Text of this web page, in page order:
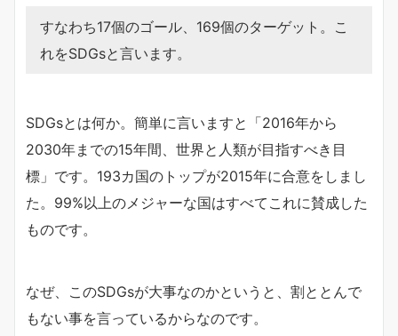
すなわち17個のゴール、169個のターゲット。こ
れをSDGsと言います。
SDGsとは何か。簡単に言いますと「2016年から
2030年までの15年間、世界と人類が目指すべき目
標」です。193カ国のトップが2015年に合意をしまし
た。99%以上のメジャーな国はすべてこれに賛成した
ものです。
なぜ、このSDGsが大事なのかというと、割ととんで
もない事を言っているからなのです。